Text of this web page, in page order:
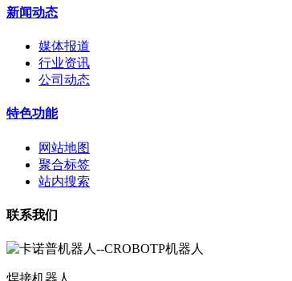
新闻动态
媒体报道
行业资讯
公司动态
特色功能
网站地图
聚合标签
站内搜索
联系我们